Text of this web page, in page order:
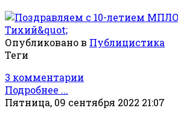
Опубликовано в Публицистика
Теги
3 комментарии
Подробнее ...
Пятница, 09 сентября 2022 21:07